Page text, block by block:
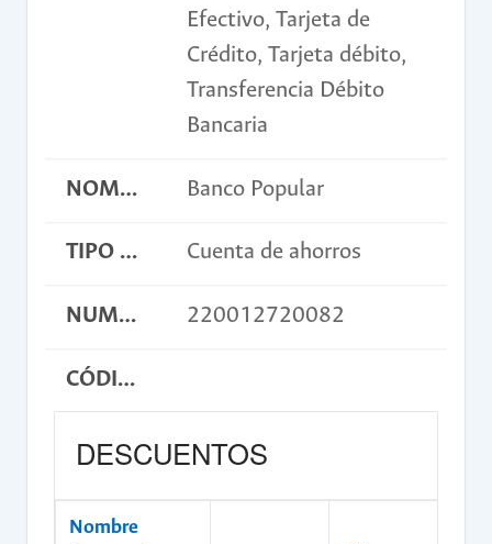
Efectivo, Tarjeta de
Crédito, Tarjeta débito,
Transferencia Débito
Bancaria
NOMBRE BANCO Banco Popular
TIPO DE CUENTA Cuenta de ahorros
NUMERO DE CUENTA 220012720082
CÓDIGO DE CONSIGNACIÓN
DESCUENTOS
Nombre